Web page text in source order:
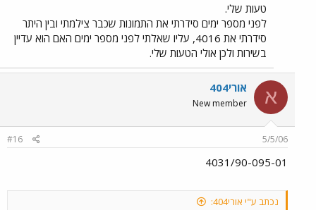
טעות שלי.
לפני מספר ימים סידרתי את התמונות שכבר צילמתי ובין היתר
סידרתי את 4016, עליו שאלתי לפני מספר ימים האם הוא עדיין
בשירות ולכן אולי הטעות שלי.
א אורי404
New member
5/5/06
#16
4031/90-095-01
נכתב ע"י אורי404: